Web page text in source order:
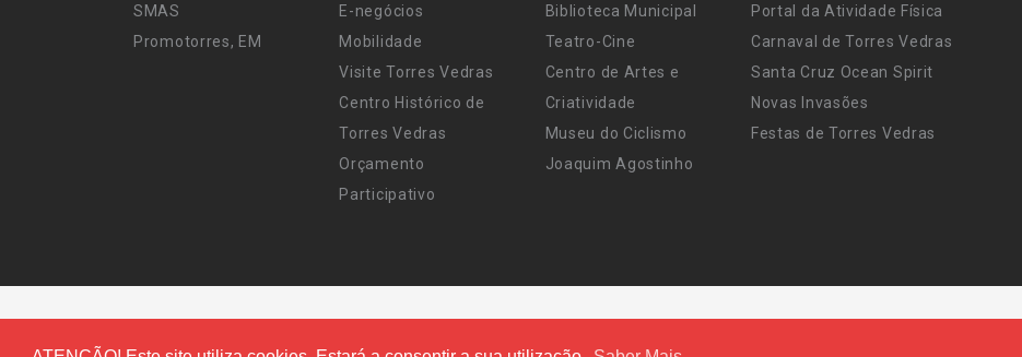
SMAS
Promotorres, EM
E-negócios
Mobilidade
Visite Torres Vedras
Centro Histórico de
Torres Vedras
Orçamento
Participativo
Biblioteca Municipal
Teatro-Cine
Centro de Artes e
Criatividade
Museu do Ciclismo
Joaquim Agostinho
Portal da Atividade Física
Carnaval de Torres Vedras
Santa Cruz Ocean Spirit
Novas Invasões
Festas de Torres Vedras